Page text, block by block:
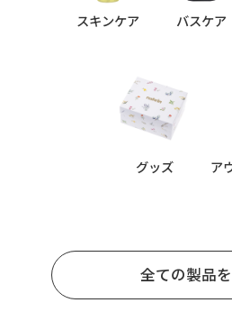
スキンケア バスケア
グッズ ア
全ての製品